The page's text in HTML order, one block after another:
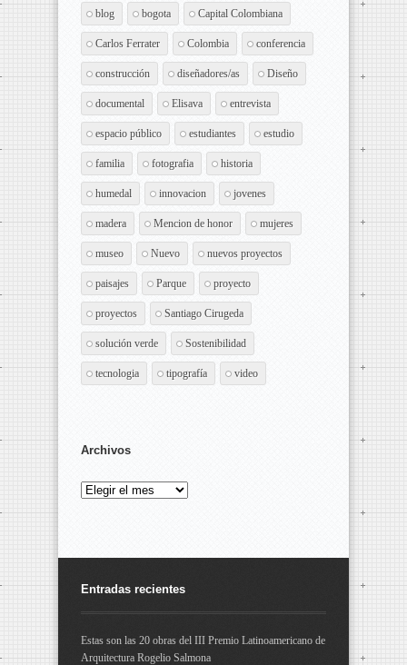
blog bogota Capital Colombiana
Carlos Ferrater Colombia conferencia
construcción diseñadores/as Diseño
documental Elisava entrevista
espacio público estudiantes estudio
familia fotografia historia
humedal innovacion jovenes
madera Mencion de honor mujeres
museo Nuevo nuevos proyectos
paisajes Parque proyecto
proyectos Santiago Cirugeda
solución verde Sostenibilidad
tecnologia tipografía video
Archivos
Archivos
Entradas recientes
Estas son las 20 obras del III Premio Latinoamericano de
Arquitectura Rogelio Salmona